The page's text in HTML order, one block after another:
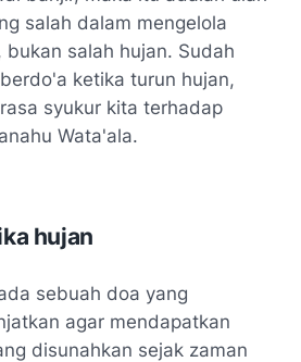
salah dalam mengelola
salah hujan. Sudah
berdo'a ketika turun hujan,
syukur kita terhadap
Wata'ala.
hujan
sebuah doa yang
agar mendapatkan
disunahkan sejak zaman